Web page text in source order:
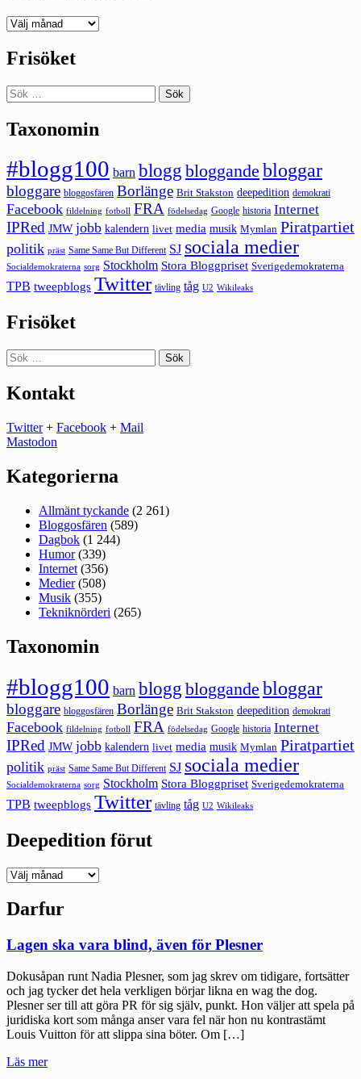
Deepedition
Frisöket
Sök
efter:
Taxonomin
#blogg100 barn blogg bloggande bloggar
bloggare bloggosfären Borlänge Brit Stakston deepedition demokrati
Facebook fildelning fotboll FRA födelsedag Google historia Internet
IPRed JMW jobb kalendern livet media musik Mymlan Piratpartiet
politik präst Same Same But Different SJ sociala medier
Socialdemokraterna sorg Stockholm Stora Bloggpriset Sverigedemokraterna
TPB tweepblogs Twitter tävling tåg U2 Wikileaks
Frisöket
Sök
efter:
Kontakt
Twitter+ Facebook + Mail
Mastodon
Kategorierna
Allmänt tyckande (2 261)
Bloggosfären (589)
Dagbok (1 244)
Humor(339)
Internet (356)
Medier(508)
Musik (355)
Tekniknörderi (265)
Taxonomin
#blogg100 barn blogg bloggande bloggar
bloggare bloggosfären Borlänge Brit Stakston deepedition demokrati
Facebook fildelning fotboll FRA födelsedag Google historia Internet
IPRed JMW jobb kalendern livet media musik Mymlan Piratpartiet
politik präst Same Same But Different SJ sociala medier
Socialdemokraterna sorg Stockholm Stora Bloggpriset Sverigedemokraterna
TPB tweepblogs Twitter tävling tåg U2 Wikileaks
Deepedition förut
Deepedition
Darfur
Lagen ska vara blind, även för Plesner
Dokusåpan runt Nadia Plesner, som jag skrev om tidigare, fortsätter
och jag tycker det hela verkligen börjar likna en wag the dog.
Plesner ser till att göra PR för sig själv, punkt. Hon väljer att spela på
juridiska kort som många anser vara fel när hon nu kontrastämt
Louis Vuitton för att slippa sina böter. Om […]
Läs mer"Lagen